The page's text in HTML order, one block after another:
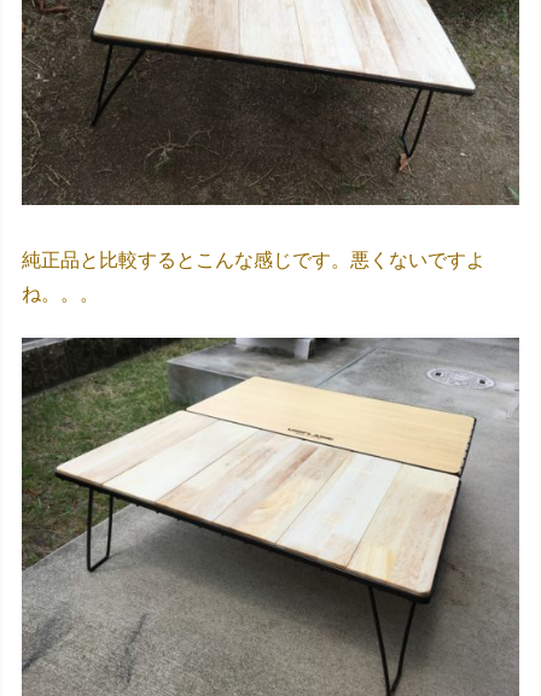
純正品と比較するとこんな感じです。悪くないですよ
ね。。。